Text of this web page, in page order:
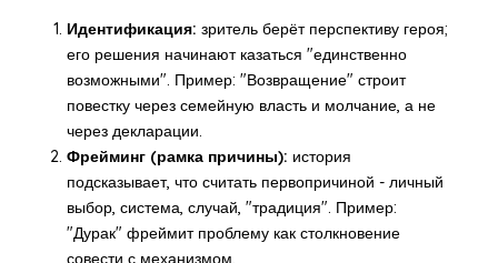
Идентификация: зритель берёт перспективу героя;
его решения начинают казаться "единственно
возможными". Пример: "Возвращение" строит
повестку через семейную власть и молчание, а не
через декларации.
Фрейминг (рамка причины): история
подсказывает, что считать первопричиной - личный
выбор, система, случай, "традиция". Пример:
"Дурак" фреймит проблему как столкновение